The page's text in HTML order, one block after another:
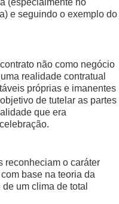
(especialmente no
e seguindo o exemplo do
não como negócio
realidade contratual
próprias e imanentes
de tutelar as partes
que era
reconheciam o caráter
base na teoria da
um clima de total